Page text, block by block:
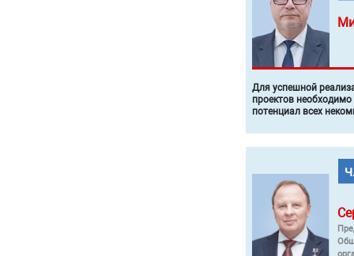
Для успешной
проектов
потенциал всех